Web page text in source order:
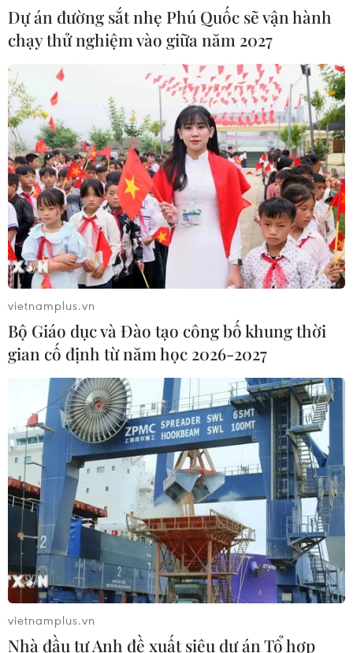
Dự án đường sắt nhẹ Phú Quốc sẽ vận hành
chạy thử nghiệm vào giữa năm 2027
vietnamplus.vn
Bộ Giáo dục và Đào tạo công bố khung thời
gian cố định từ năm học 2026-2027
vietnamplus.vn
Nhà đầu tư Anh đề xuất siêu dự án Tổ hợp